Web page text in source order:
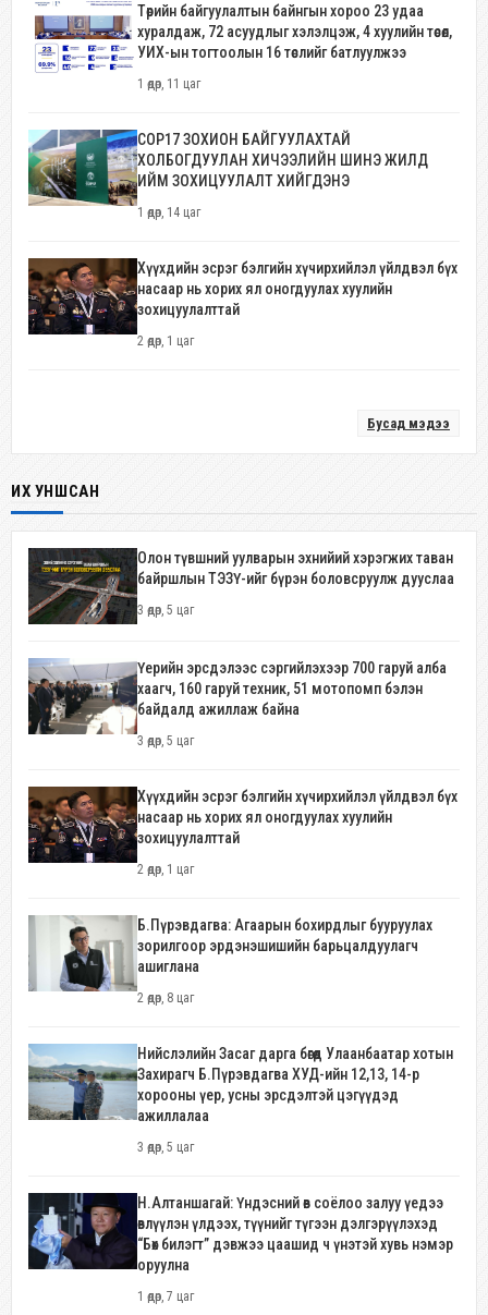
Төрийн байгуулалтын байнгын хороо 23 удаа
хуралдаж, 72 асуудлыг хэлэлцэж, 4 хуулийн төсөл,
УИХ-ын тогтоолын 16 төслийг батлуулжээ
1 өдөр, 11 цаг
COP17 ЗОХИОН БАЙГУУЛАХТАЙ
ХОЛБОГДУУЛАН ХИЧЭЭЛИЙН ШИНЭ ЖИЛД
ИЙМ ЗОХИЦУУЛАЛТ ХИЙГДЭНЭ
1 өдөр, 14 цаг
Хүүхдийн эсрэг бэлгийн хүчирхийлэл үйлдвэл бүх
насаар нь хорих ял оногдуулах хуулийн
зохицуулалттай
2 өдөр, 1 цаг
Бусад мэдээ
ИХ УНШСАН
Олон түвшний уулварын эхнийий хэрэгжих таван
байршлын ТЭЗҮ-ийг бүрэн боловсруулж дууслаа
3 өдөр, 5 цаг
Үерийн эрсдэлээс сэргийлэхээр 700 гаруй алба
хаагч, 160 гаруй техник, 51 мотопомп бэлэн
байдалд ажиллаж байна
3 өдөр, 5 цаг
Хүүхдийн эсрэг бэлгийн хүчирхийлэл үйлдвэл бүх
насаар нь хорих ял оногдуулах хуулийн
зохицуулалттай
2 өдөр, 1 цаг
Б.Пүрэвдагва: Агаарын бохирдлыг бууруулах
зорилгоор эрдэнэшишийн барьцалдуулагч
ашиглана
2 өдөр, 8 цаг
Нийслэлийн Засаг дарга бөгөөд Улаанбаатар хотын
Захирагч Б.Пүрэвдагва ХУД-ийн 12,13, 14-р
хорооны үер, усны эрсдэлтэй цэгүүдэд
ажиллалаа
3 өдөр, 5 цаг
Н.Алтаншагай: Үндэсний өв соёлоо залуу үедээ
өвлүүлэн үлдээх, түүнийг түгээн дэлгэрүүлэхэд
“Бөх билэгт” дэвжээ цаашид ч үнэтэй хувь нэмэр
оруулна
1 өдөр, 7 цаг